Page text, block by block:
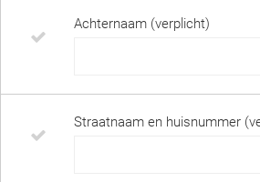
Achternaam (verplicht)
Straatnaam en huisnummer